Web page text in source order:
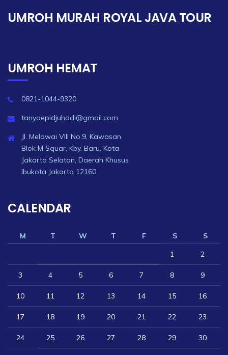
UMROH MURAH ROYAL JAVA TOUR
UMROH HEMAT
0821-1044-9320
tanyaepidjuhadi@gmail.com
Jl. Melawai VIII No.9, Kawasan
Blok M Squar, Kby. Baru, Kota
Jakarta Selatan, Daerah Khusus
Ibukota Jakarta 12160
CALENDAR
M T W T F S
S
1
2
3 4 5 6 7 8 9
10 11 12 13 14 15 16
17 18 19 20 21 22 23
24 25 26 27 28 29 30